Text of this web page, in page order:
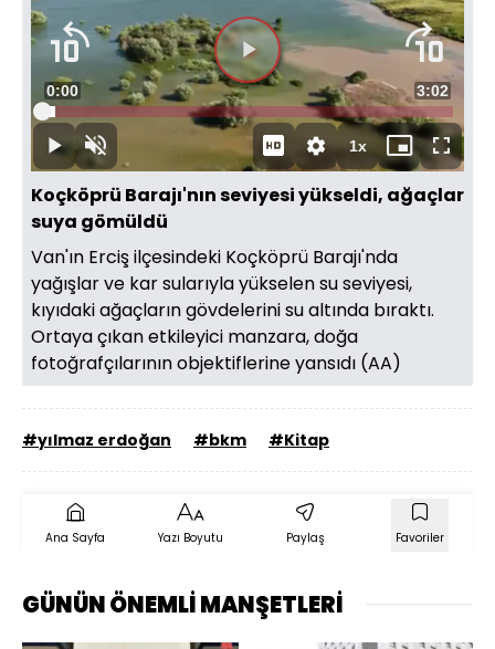
DuraklatSesi
Aç
Süre
0:00 Toplam
Süre
3:02
Yüklendi:
3.21%
1xOynatma
Hızı
Mini
oynatıcı
Tam
Ekran
Koçköprü Barajı'nın seviyesi yükseldi, ağaçlar
suya gömüldü
Van'ın Erciş ilçesindeki Koçköprü Barajı'nda
yağışlar ve kar sularıyla yükselen su seviyesi,
kıyıdaki ağaçların gövdelerini su altında bıraktı.
Ortaya çıkan etkileyici manzara, doğa
fotoğrafçılarının objektiflerine yansıdı (AA)
#yılmaz erdoğan #bkm #Kitap
Ana Sayfa Yazı Boyutu Paylaş Favoriler
GÜNÜN ÖNEMLİ MANŞETLERİ